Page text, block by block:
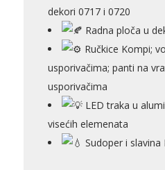
Pogledajte
u ponudi
dekori 0717 i 0720
Radna ploča u
Ručkice Kompi;
usporivačima; panti na
usporivačima
LED traka u
visećih elemenata
Sudoper i slavina